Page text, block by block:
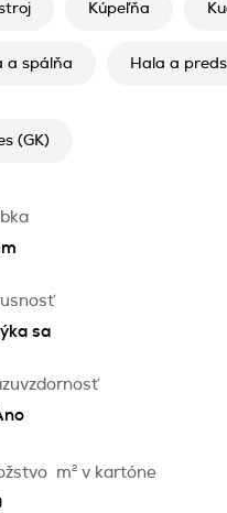
Kúpeľňa
a spálňa Hala a
(GK)
sa
m2 v kartóne